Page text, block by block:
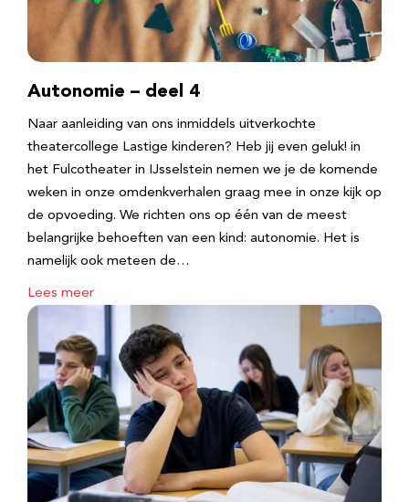
Autonomie – deel 4
Naar aanleiding van ons inmiddels uitverkochte
theatercollege Lastige kinderen? Heb jij even geluk! in
het Fulcotheater in IJsselstein nemen we je de komende
weken in onze omdenkverhalen graag mee in onze kijk op
de opvoeding. We richten ons op één van de meest
belangrijke behoeften van een kind: autonomie. Het is
namelijk ook meteen de…
Lees meer